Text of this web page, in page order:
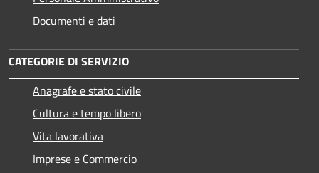
Documenti e dati
CATEGORIE DI SERVIZIO
Anagrafe e stato civile
Cultura e tempo libero
Vita lavorativa
Imprese e Commercio